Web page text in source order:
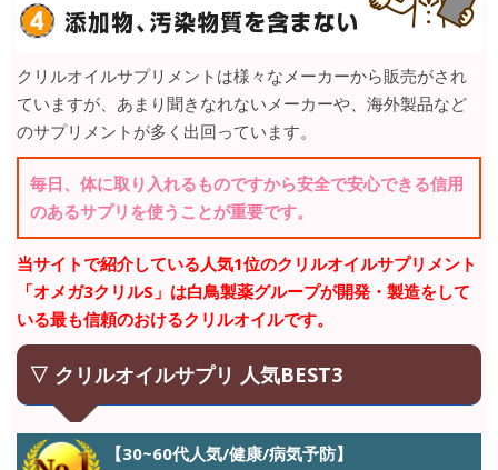
クリルオイルサプリメントは様々なメーカーから販売がされ
ていますが、あまり聞きなれないメーカーや、海外製品など
のサプリメントが多く出回っています。
毎日、体に取り入れるものですから安全で安心できる信用
のあるサプリを使うことが重要です。
当サイトで紹介している人気1位のクリルオイルサプリメント
「オメガ3クリルS」は白鳥製薬グループが開発・製造をして
いる最も信頼のおけるクリルオイルです。
▽ クリルオイルサプリ 人気BEST3
【30~60代人気/健康/病気予防】